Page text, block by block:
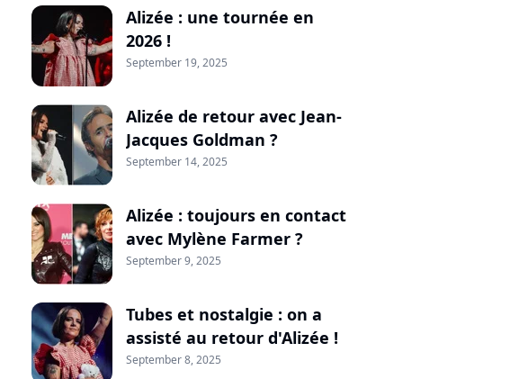
Alizée : une tournée en
2026 !
September 19, 2025
Alizée de retour avec Jean-
Jacques Goldman ?
September 14, 2025
Alizée : toujours en contact
avec Mylène Farmer ?
September 9, 2025
Tubes et nostalgie : on a
assisté au retour d'Alizée !
September 8, 2025